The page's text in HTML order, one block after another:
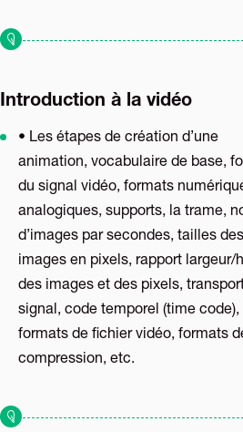
Introduction à la vidéo
• Les étapes de création d’une
animation, vocabulaire de base,
du signal vidéo, formats
analogiques, supports, la trame,
d’images par secondes, tailles des
images en pixels, rapport largeur/
des images et des pixels,
signal, code temporel (time code),
formats de fichier vidéo, formats
compression, etc.